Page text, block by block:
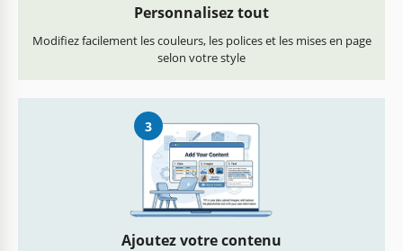
Personnalisez tout
Modifiez facilement les couleurs, les polices et les mises en page
selon votre style
3
Ajoutez votre contenu